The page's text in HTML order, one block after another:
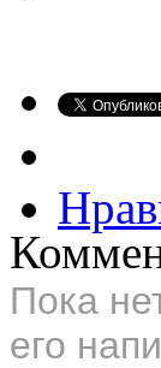
Пока
его